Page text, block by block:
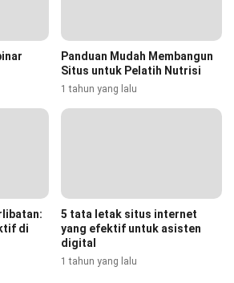
Panduan Mudah Membangun
Situs untuk Pelatih Nutrisi
1 tahun yang lalu
di
5 tata letak situs internet
yang efektif untuk asisten
digital
1 tahun yang lalu